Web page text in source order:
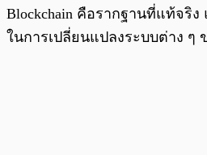
Blockchain คือรากฐานที่แท้จริ
ในการเปลี่ยนแปลงระบบต่าง ๆ